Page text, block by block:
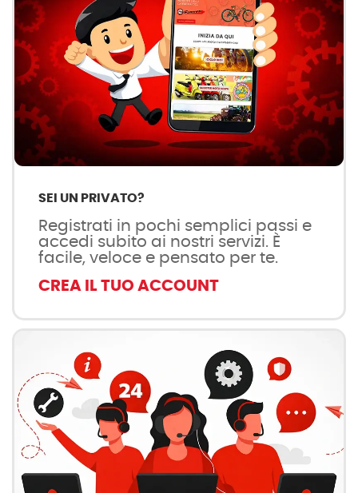
SEI UN PRIVATO?
Registrati in pochi semplici passi e
accedi subito ai nostri servizi. È
facile, veloce e pensato per te.
CREA IL TUO ACCOUNT